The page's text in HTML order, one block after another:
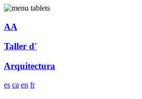
AA
Taller d'
Arquitectura
es ca en fr